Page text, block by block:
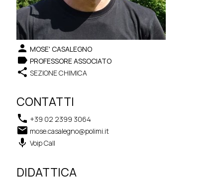
person MOSE' CASALEGNO
label PROFESSORE ASSOCIATO
share SEZIONE CHIMICA
CONTATTI
phone +39 02 2399 3064
email mose.casalegno@polimi.it
keyboard_voice Voip Call
DIDATTICA